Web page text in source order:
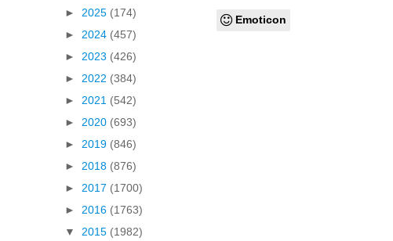
Emoticon
► 2025 (174)
► 2024 (457)
► 2023 (426)
► 2022 (384)
► 2021 (542)
► 2020 (693)
► 2019 (846)
► 2018 (876)
► 2017 (1700)
► 2016 (1763)
▼ 2015 (1982)